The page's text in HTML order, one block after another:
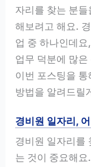
자리를 찾는 분
해보려고 해요.
업 중 하나인데
업무 덕분에 많
이번 포스팅을
방법을 알려드릴
경비원 일자리,
경비원 일자리를
는 것이 중요해